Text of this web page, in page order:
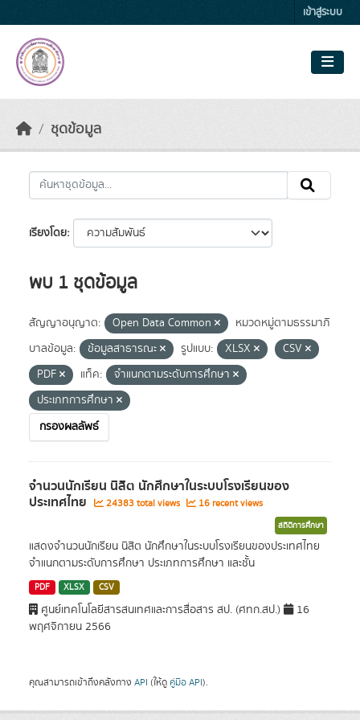
เข้าสู่ระบบ
ชุดข้อมูล
เรียงโดย
พบ 1 ชุดข้อมูล
สัญญาอนุญาต: Open Data Common
หมวดหมู่ตามธรรมาภิ
บาลข้อมูล:
ข้อมูลสาธารณะ รูปแบบ: XLSX
CSV
PDF
แท็ค:
จำแนกตามระดับการศึกษา
ประเภทการศึกษา
กรองผลลัพธ์
จำนวนนักเรียน นิสิต นักศึกษาในระบบโรงเรียนของ
ประเทศไทย 24383 total views 16 recent views
สถิติการศึกษา
แสดงจำนวนนักเรียน นิสิต นักศึกษาในระบบโรงเรียนของประเทศไทย
จำแนกตามระดับการศึกษา ประเภทการศึกษา และชั้น
PDF XLSX CSV
ศูนย์เทคโนโลยีสารสนเทศและการสื่อสาร สป. (ศทก.สป.)
16
พฤศจิกายน 2566
คุณสามารถเข้าถึงคลังทาง API (ให้ดู คู่มือ API).